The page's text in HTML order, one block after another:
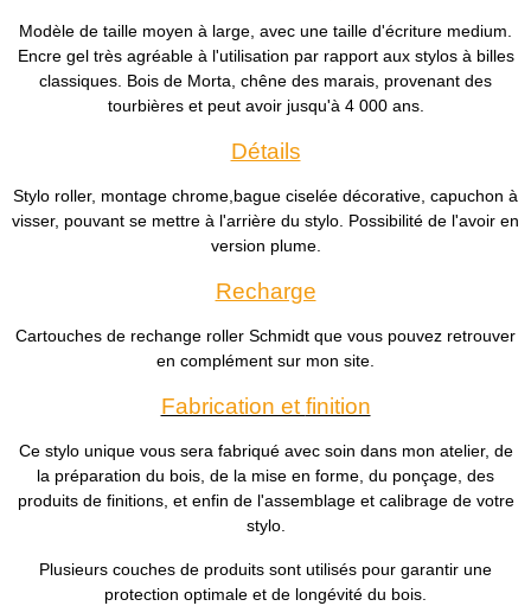
Modèle de taille moyen à large, avec une taille d'écriture medium.
Encre gel très agréable à l'utilisation par rapport aux stylos à billes
classiques. Bois de Morta, chêne des marais, provenant des
tourbières et peut avoir jusqu'à 4 000 ans.
Détails
Stylo roller, montage chrome,bague ciselée décorative, capuchon à
visser, pouvant se mettre à l'arrière du stylo. Possibilité de l'avoir en
version plume.
Recharge
Cartouches de rechange roller Schmidt que vous pouvez retrouver
en complément sur mon site.
Fabrication etfinition
Ce stylo unique vous sera fabriqué avec soin dans mon atelier, de
la préparation du bois, de la mise en forme, du ponçage, des
produits de finitions, et enfin de l'assemblage et calibrage de votre
stylo.
Plusieurs couches de produits sont utilisés pour garantir une
protection optimale et de longévité du bois.